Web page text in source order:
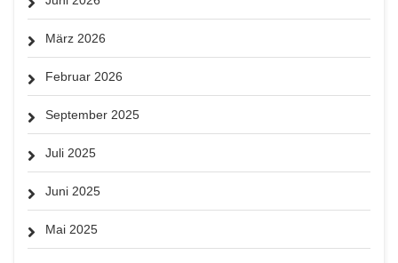
März 2026
Februar 2026
September 2025
Juli 2025
Juni 2025
Mai 2025